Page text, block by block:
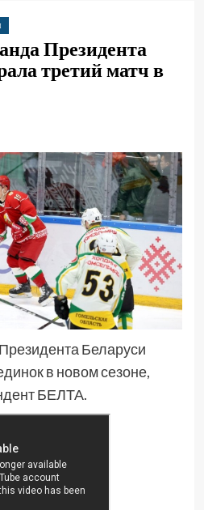
Президента
третий матч в
Беларуси
в новом сезоне,
БЕЛТА.